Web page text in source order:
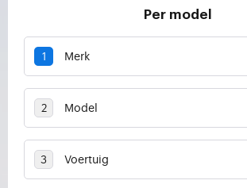
Per model